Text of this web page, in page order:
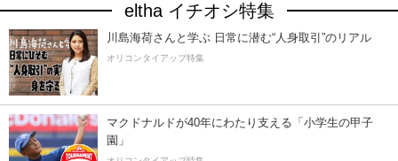
eltha イチオシ特集
川島海荷さんと学ぶ 日常に潜む“人身取引”のリアル
オリコンタイアップ特集
マクドナルドが40年にわたり支える「小学生の甲子
園」